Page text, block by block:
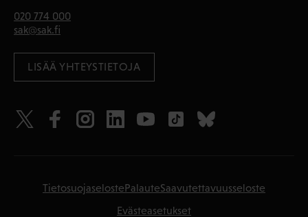
020 774 000
sak@sak.fi
LISÄÄ YHTEYSTIETOJA
Tietosuojaseloste PalauteSaavutettavuusseloste
Evästeasetukset